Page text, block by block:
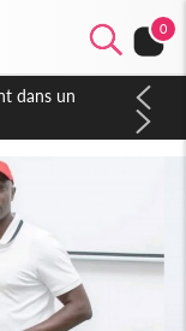
0
nationale